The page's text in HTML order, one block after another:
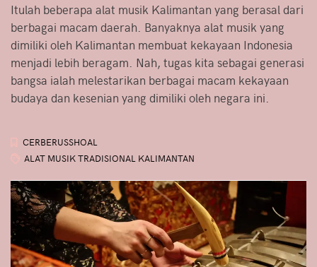
Itulah beberapa alat musik Kalimantan yang berasal dari
berbagai macam daerah. Banyaknya alat musik yang
dimiliki oleh Kalimantan membuat kekayaan Indonesia
menjadi lebih beragam. Nah, tugas kita sebagai generasi
bangsa ialah melestarikan berbagai macam kekayaan
budaya dan kesenian yang dimiliki oleh negara ini.
CERBERUSSHOAL
ALAT MUSIK TRADISIONAL KALIMANTAN